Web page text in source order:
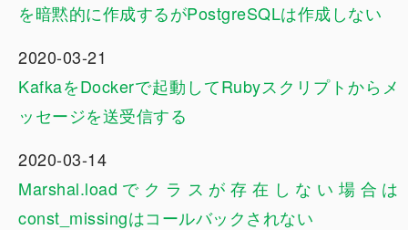
を暗黙的に作成するがPostgreSQLは作成しない
2020-03-21
KafkaをDockerで起動してRubyスクリプトからメ
ッセージを送受信する
2020-03-14
Marshal.loadでクラスが存在しない場合は
const_missingはコールバックされない